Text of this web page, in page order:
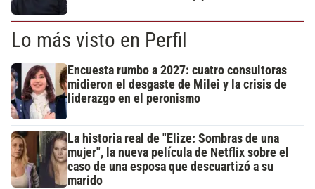
Lo más visto en Perfil
Encuesta rumbo a 2027: cuatro consultoras
midieron el desgaste de Milei y la crisis de
liderazgo en el peronismo
La historia real de "Elize: Sombras de una
mujer", la nueva película de Netflix sobre el
caso de una esposa que descuartizó a su
marido